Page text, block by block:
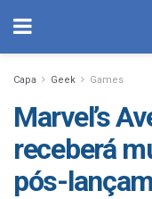
Capa Geek Games
Marvel’s
receberá
pós-